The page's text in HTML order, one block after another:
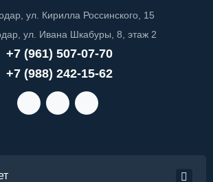
ул. Кирилла Россинского, 15
ул. Ивана Шкабуры, 8, этаж 2
+7 (961) 507-07-70
+7 (988) 242-15-62